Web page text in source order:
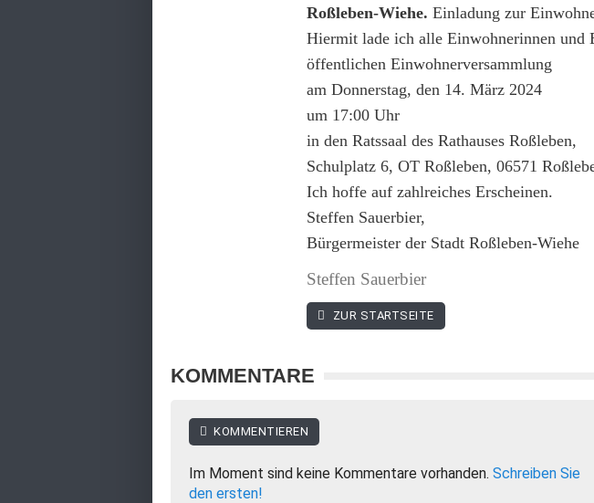
Roßleben-Wiehe. Einladung zur
Hiermit lade ich alle Einwohnerinnen und
öffentlichen Einwohnerversammlung
am Donnerstag, den 14. März 2024
um 17:00 Uhr
in den Ratssaal des Rathauses Roßleben,
Schulplatz 6, OT Roßleben, 06571
Ich hoffe auf zahlreiches Erscheinen.
Steffen Sauerbier,
Bürgermeister der Stadt Roßleben-Wiehe
Steffen Sauerbier
ZUR STARTSEITE
KOMMENTARE
KOMMENTIEREN
Im Moment sind keine Kommentare vorhanden. Schreiben Sie
den ersten!